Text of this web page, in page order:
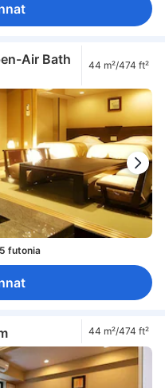
Air Bath
44 m²/474 ft²
5 futonia
44 m²/474 ft²